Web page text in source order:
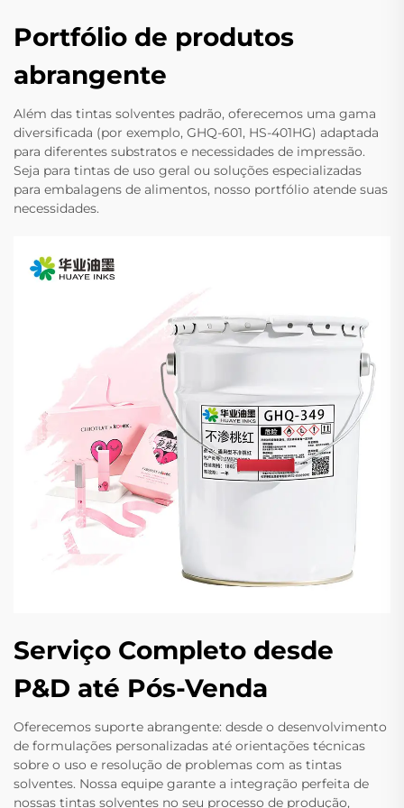
Portfólio de produtos
abrangente
Além das tintas solventes padrão, oferecemos uma gama
diversificada (por exemplo, GHQ-601, HS-401HG) adaptada
para diferentes substratos e necessidades de impressão.
Seja para tintas de uso geral ou soluções especializadas
para embalagens de alimentos, nosso portfólio atende suas
necessidades.
Serviço Completo desde
P&D até Pós-Venda
Oferecemos suporte abrangente: desde o desenvolvimento
de formulações personalizadas até orientações técnicas
sobre o uso e resolução de problemas com as tintas
solventes. Nossa equipe garante a integração perfeita de
nossas tintas solventes no seu processo de produção,